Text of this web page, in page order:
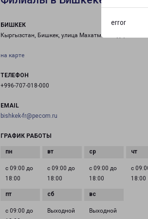
error
БИШКЕК
Кыргызстан, Бишкек, улица Махатмы Ганди, 210/3
на карте
ТЕЛЕФОН
+996-707-018-000
EMAIL
bishkek-fr@pecom.ru
ГРАФИК РАБОТЫ
с 09:00 до
18:00
с 09:00 до
18:00
с 09:00 до
18:00
с
18:00
с 09:00 до
Выходной Выходной